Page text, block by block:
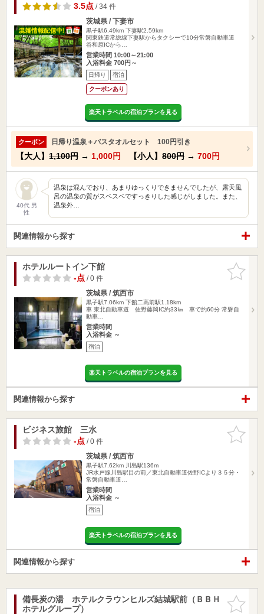
3.5点/ 34 件
茨城県 / 下妻市
黒子駅6.49km 下妻駅2.59km
関東鉄道常総線下妻駅からタクシーで10分常磐自動車道
谷和原ICから…
営業時間 10:00～21:00
入浴料金 700円～
日帰り 宿泊
クーポンあり
楽天トラベルの宿泊プランを見る
クーポン 日帰り温泉＋バスタオルセット 100円引き
【大人】 1,100円 → 1,000円 【小人】 800円 → 700円
40代 男
性
温泉は混んでおり、あまりゆっくりできませんでしたが、露天風
呂の温泉の質がスベスベですっきりした感じがしました。また、
温泉外…
関連情報から探す
お気に入
りに追加
ホテルルートイン下館
-点/ 0 件
茨城県 / 筑西市
黒子駅7.06km 下館二高前駅1.18km
車 東北自動車道 佐野藤岡IC約33㎞ 車で約60分 常磐自
動車…
営業時間
入浴料金 ～
宿泊
楽天トラベルの宿泊プランを見る
関連情報から探す
お気に入
りに追加
ビジネス旅館 三水
-点/ 0 件
茨城県 / 筑西市
黒子駅7.62km
川島駅136m
JR水戸線川島駅目の前／東北自動車道佐野ICより３５分・
常磐自動車道…
営業時間
入浴料金 ～
宿泊
楽天トラベルの宿泊プランを見る
関連情報から探す
お気に入
りに追加
備長炭の湯 ホテルクラウンヒルズ結城駅前（ＢＢＨ
ホテルグループ）